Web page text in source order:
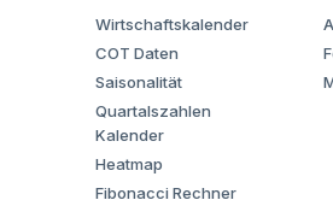
Wirtschaftskalender
COT Daten
Saisonalität
Quartalszahlen
Kalender
Heatmap
Fibonacci Rechner